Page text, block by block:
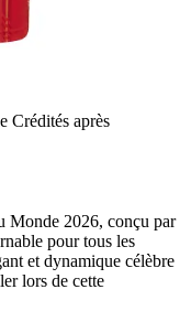
Crédités après
Monde 2026, conçu par
pour tous les
et dynamique célèbre
lors de cette